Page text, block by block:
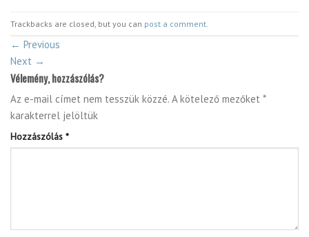
Trackbacks are closed, but you can post a comment
← Previous
Next →
Vélemény, hozzászólás?
Az e-mail címet nem tesszük közzé. A kötelező mezőket *
karakterrel jelöltük
Hozzászólás *